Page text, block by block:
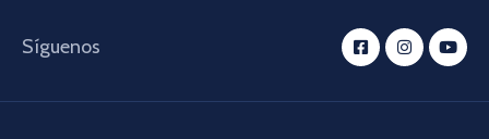
Síguenos